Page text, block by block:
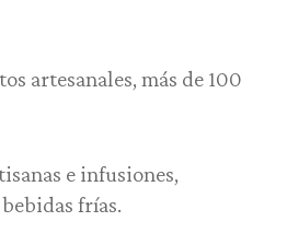
artesanales, más de 100
e infusiones,
frías.